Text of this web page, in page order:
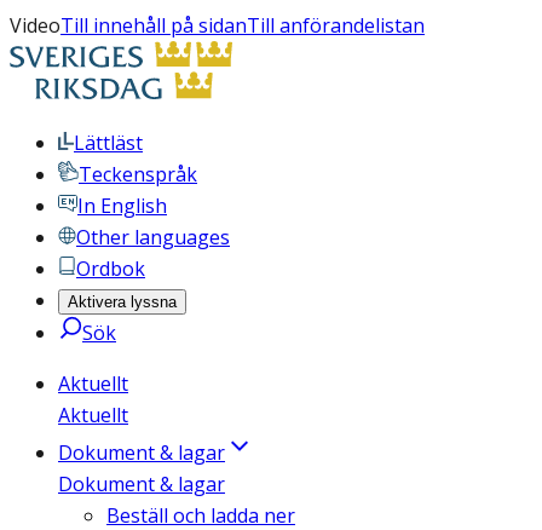
VideoTill innehåll på sidanTill anförandelistan
Lättläst
Teckenspråk
In English
Other languages
Ordbok
Aktivera lyssna
Sök
Aktuellt
Aktuellt
Dokument & lagar
Dokument & lagar
Beställ och ladda ner